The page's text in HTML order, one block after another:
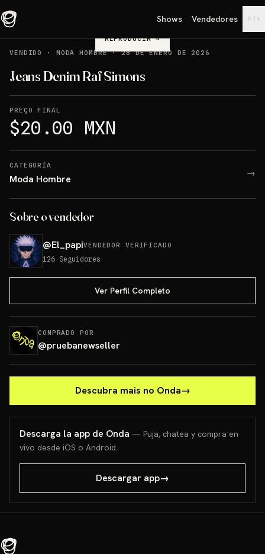
Shows Vendedores PT▾
REPRODUCIR→
VENDIDO
· MODA HOMBRE·28 DE ENERO DE 2026
Jeans Denim Raf Simons
PREÇO FINAL
$20.00 MXN
CATEGORÍA
Moda Hombre →
Sobre o vendedor
@El_papiVENDEDOR VERIFICADO
126 Seguidores
Ver Perfil Completo
COMPRADO POR
@pruebanewseller
Descubra mais no Onda→
Descarga la app de Onda — Puja, chatea y compra en
vivo desde iOS o Android.
Descargar app→